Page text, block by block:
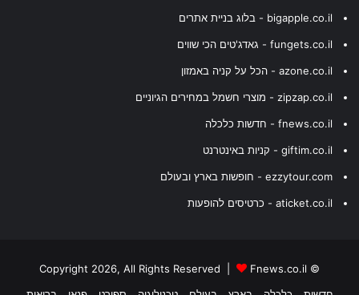
bigapple.co.il - בלוג בניית אתרים
fungets.co.il - גאדג'טים הכי שווים
azone.co.il - הכל על קניה באמזון
zipzap.co.il - מוצרי חשמל במחירים הגיוניים
fnews.co.il - חדשות כלכלה
giftim.co.il - קניות באינטרנט
ezzytour.com - חופשות בארץ ובעולם
aticket.co.il - כרטיסים להופעות
© Copyright 2026, All Rights Reserved |
Fnews.co.il